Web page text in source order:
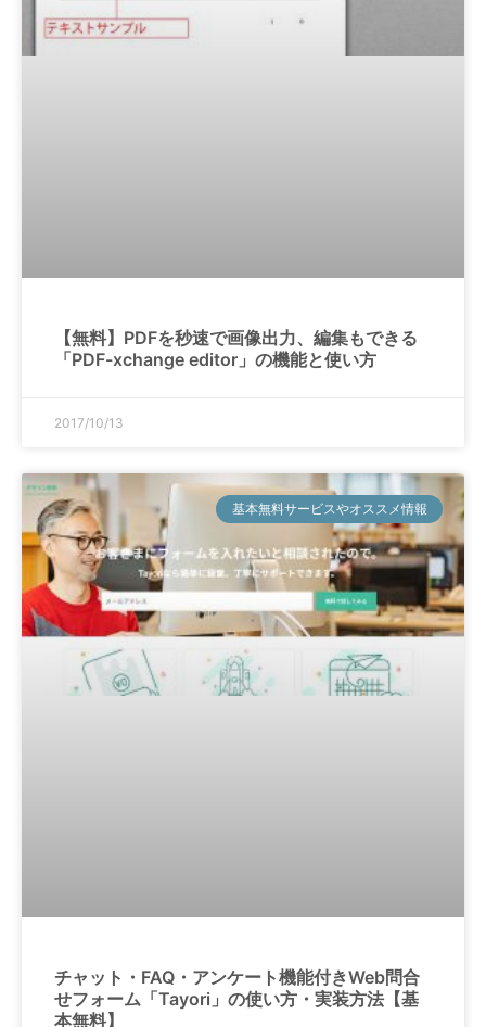
【無料】PDFを秒速で画像出力、編集もできる
「PDF-xchange editor」の機能と使い方
2017/10/13
基本無料サービスやオススメ情報
チャット・FAQ・アンケート機能付きWeb問合
せフォーム「Tayori」の使い方・実装方法【基
本無料】